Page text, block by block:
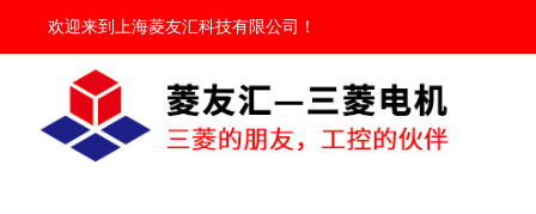
欢迎来到 上海菱友汇科技有限公司 ！